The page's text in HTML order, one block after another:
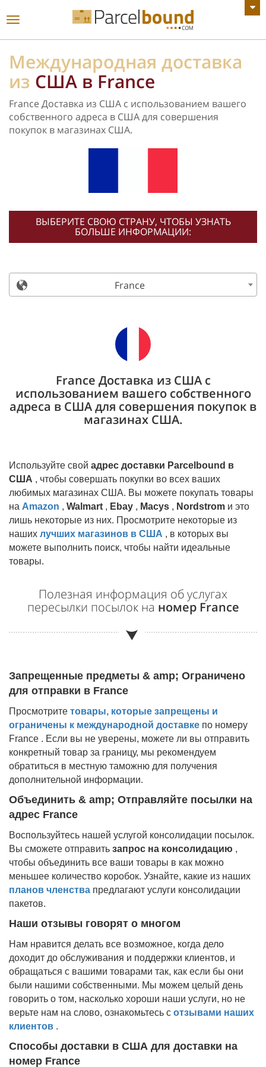
ПОСМОТРЕТЬ ВСЕ ОБЪЯВЛЕНИЯ
Переключить
Международная доставка
из США в France
France Доставка из США с использованием вашего
собственного адреса в США для совершения
покупок в магазинах США.
ВЫБЕРИТЕ СВОЮ СТРАНУ, ЧТОБЫ УЗНАТЬ
БОЛЬШЕ ИНФОРМАЦИИ:
France
France Доставка из США с
использованием вашего собственного
адреса в США для совершения покупок в
магазинах США.
Используйте свой адрес доставки Parcelbound в
США , чтобы совершать покупки во всех ваших
любимых магазинах США. Вы можете покупать товары
на Amazon , Walmart , Ebay , Macys , Nordstrom и это
лишь некоторые из них. Просмотрите некоторые из
наших лучших магазинов в США , в которых вы
можете выполнить поиск, чтобы найти идеальные
товары.
Полезная информация об услугах
пересылки посылок на номер France
Запрещенные предметы & amp; Ограничено
для отправки в France
Просмотрите товары, которые запрещены и
ограничены к международной доставке по номеру
France . Если вы не уверены, можете ли вы отправить
конкретный товар за границу, мы рекомендуем
обратиться в местную таможню для получения
дополнительной информации.
Объединить & amp; Отправляйте посылки на
адрес France
Воспользуйтесь нашей услугой консолидации посылок.
Вы сможете отправить запрос на консолидацию ,
чтобы объединить все ваши товары в как можно
меньшее количество коробок. Узнайте, какие из наших
планов членства предлагают услуги консолидации
пакетов.
Наши отзывы говорят о многом
Нам нравится делать все возможное, когда дело
доходит до обслуживания и поддержки клиентов, и
обращаться с вашими товарами так, как если бы они
были нашими собственными. Мы можем целый день
говорить о том, насколько хороши наши услуги, но не
верьте нам на слово, ознакомьтесь с отзывами наших
клиентов .
Способы доставки в США для доставки на
номер France